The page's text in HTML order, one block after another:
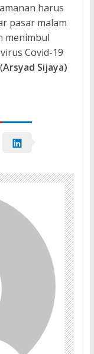
harus
pasar malam
menimbul
Covid-19
Arsyad Sijaya)